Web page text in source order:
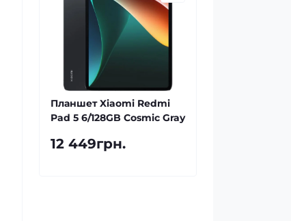
Планшет Xiaomi Redmi
Pad 5 6/128GB Cosmic Gray
12 449грн.